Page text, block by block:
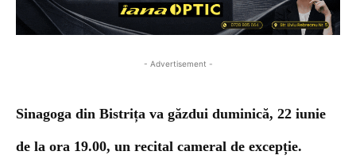
- Advertisement -
Sinagoga din Bistrița va găzdui duminică, 22 iunie
de la ora 19.00, un recital cameral de excepție.